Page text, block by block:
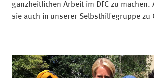
ganzheitlichen Arbeit im DFC zu machen.
sie auch in unserer Selbsthilfegruppe zu